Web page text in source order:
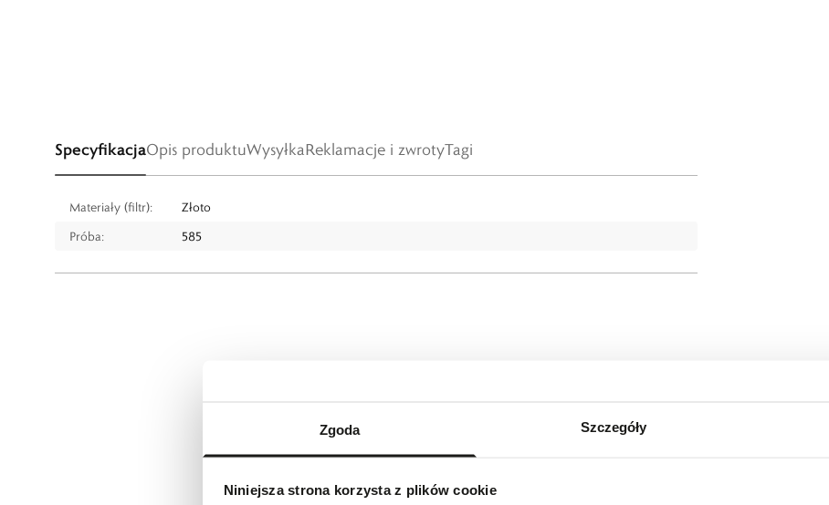
Zgoda Szczegóły
Niniejsza strona korzysta z plików cookie
SpecyfikacjaOpis produktuWysyłkaReklamacje i zwrotyTagi
Materiały (filtr):
Złoto
Próba:
585